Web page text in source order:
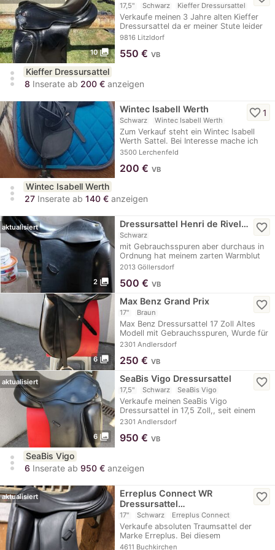
10 photo_library
17,5" Schwarz Kieffer Dressursattel
Verkaufe meinen 3 Jahre alten Kieffer
Dressursattel da er meiner Stute leider
nicht…
9816 Litzldorf
550 € VB
more_vert
Kieffer Dressursattel
8 Inserate ab 200 € anzeigen
Wintec Isabell Werth
Schwarz Wintec Isabell Werth
Zum Verkauf steht ein Wintec Isabell
Werth Sattel. Bei Interesse mache ich
gerne mehr…
3500 Lerchenfeld
favorite_border1
200 € VB
more_vert
Wintec Isabell Werth
27 Inserate ab 140 € anzeigen
2 photo_library
aktualisiert Dressursattel Henri de Rivel…
Schwarz
mit Gebrauchsspuren aber durchaus in
Ordnung hat meinem zarten Warmblut
mit hohem…
2013 Göllersdorf
favorite_border
500 € VB
6 photo_library
Max Benz Grand Prix
17" Braun
Max Benz Dressursattel 17 Zoll Altes
Modell mit Gebrauchsspuren, Wurde für
mein jung…
2301 Andlersdorf
favorite_border
250 € VB
6 photo_library
aktualisiert SeaBis Vigo Dressursattel
17,5" Schwarz SeaBis Vigo
Verkaufe meinen SeaBis Vigo
Dressursattel in 17,5 Zoll,, seit einem
Jahr nicht mehr…
2301 Andlersdorf
favorite_border
950 € VB
more_vert
SeaBis Vigo
6 Inserate ab 950 € anzeigen
aktualisiert
Erreplus Connect WR
Dressursattel…
17" Schwarz Erreplus Connect
Verkaufe absoluten Traumsattel der
Marke Erreplus. Bei diesem
neuwertigen…
4611 Buchkirchen
favorite_border